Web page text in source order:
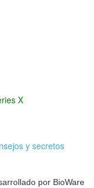
X
y secretos
por BioWare